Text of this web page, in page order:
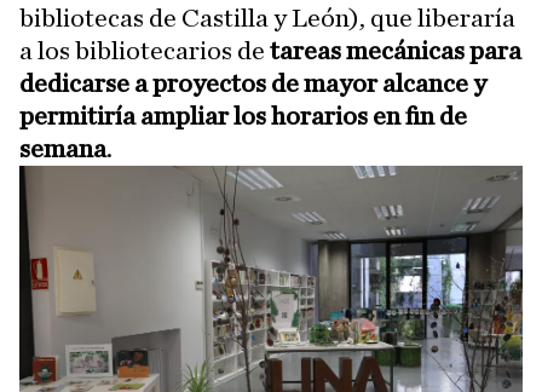
bibliotecas de Castilla y León), que liberaría
a los bibliotecarios de tareas mecánicas para
dedicarse a proyectos de mayor alcance y
permitiría ampliar los horarios en fin de
semana.